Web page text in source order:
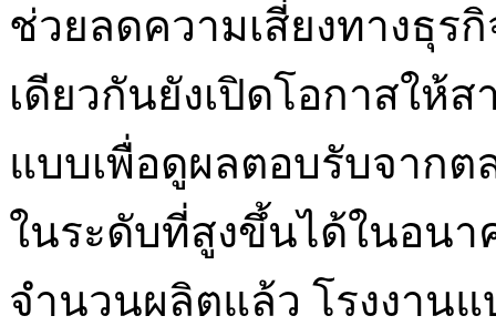
ช่วยลดความเสี่ยงทางธุร
เดียวกันยังเปิดโอกาสให้
แบบเพื่อดูผลตอบรับจาก
ในระดับที่สูงขึ้นได้ในอน
จำนวนผลิตแล้ว โรงงาน